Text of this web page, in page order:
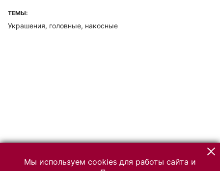
ТЕМЫ:
Украшения, головные, накосные
Мы используем cookies для работы сайта и